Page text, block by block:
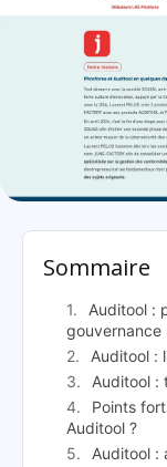
Sommaire
Auditool :
gouvernance
Auditool :
Auditool :
Points
Auditool ?
Auditool :